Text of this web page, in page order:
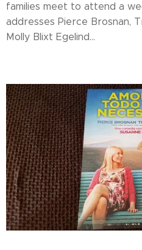
families meet to attend a
addresses Pierce Brosnan,
Molly Blixt Egelind...